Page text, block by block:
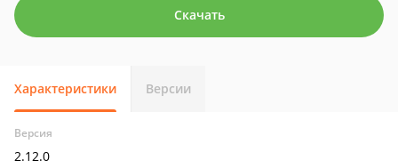
Скачать
Характеристики Версии
Версия
2.12.0